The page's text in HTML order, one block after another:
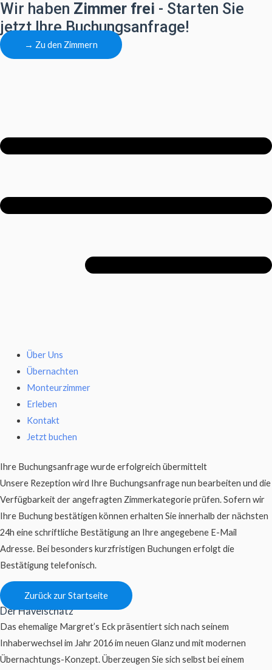
Wir haben Zimmer frei - Starten Sie
jetzt Ihre Buchungsanfrage!
→ Zu den Zimmern
Über Uns
Übernachten
Monteurzimmer
Erleben
Kontakt
Jetzt buchen
Ihre Buchungsanfrage wurde erfolgreich übermittelt
Unsere Rezeption wird Ihre Buchungsanfrage nun bearbeiten und die
Verfügbarkeit der angefragten Zimmerkategorie prüfen. Sofern wir
Ihre Buchung bestätigen können erhalten Sie innerhalb der nächsten
24h eine schriftliche Bestätigung an Ihre angegebene E-Mail
Adresse. Bei besonders kurzfristigen Buchungen erfolgt die
Bestätigung telefonisch.
Zurück zur Startseite
Der Havelschatz
Das ehemalige Margret’s Eck präsentiert sich nach seinem
Inhaberwechsel im Jahr 2016 im neuen Glanz und mit modernen
Übernachtungs-Konzept. Überzeugen Sie sich selbst bei einem